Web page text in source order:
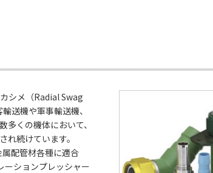
シメ（Radial Swag
送機や軍事輸送機、
くの機体において、
れ続けています。
配管材各種に適合
ーションプレッシャー